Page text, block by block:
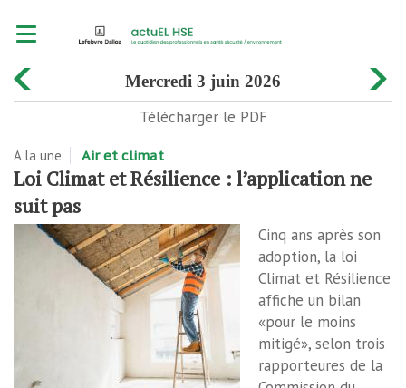
contenu
mercredi 3 juin 2026
Télécharger le PDF
A la une Air et climat
Loi Climat et Résilience : l’application ne
suit pas
Cinq ans après son
adoption, la loi
Climat et Résilience
affiche un bilan
«pour le moins
mitigé», selon trois
rapporteures de la